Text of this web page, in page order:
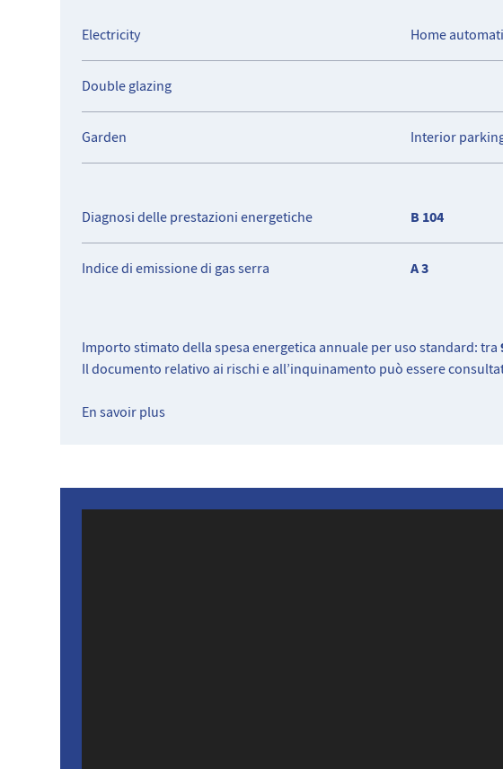
Electricity Home
Double glazing
Garden Interior
Diagnosi delle prestazioni energetiche B 104
Indice di emissione di gas serra A 3
Importo stimato della spesa energetica annuale per uso standard: tra
Il documento relativo ai rischi e all’inquinamento può essere
En savoir plus